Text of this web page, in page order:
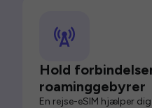
Hold
roaminggebyrer
En rejse-eSIM hjælper